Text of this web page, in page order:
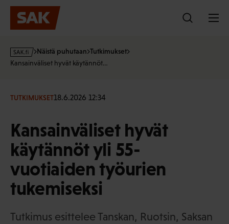
Hyppää
sisältöön
s
a
f
Näistä puhutaan Tutkimukset
Kansainväliset hyvät käytännöt…
TUTKIMUKSET18.6.2026 12:34
Kansainväliset hyvät
käytännöt yli 55-
vuotiaiden työurien
tukemiseksi
Tutkimus esittelee Tanskan, Ruotsin, Saksan